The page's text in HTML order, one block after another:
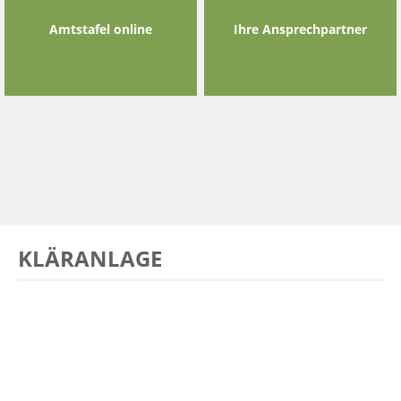
Amtstafel online Ihre Ansprechpartner
KLÄRANLAGE